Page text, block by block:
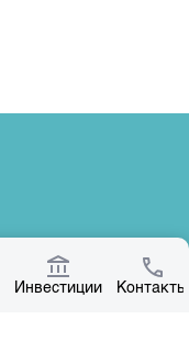
Инвестиции Контакты